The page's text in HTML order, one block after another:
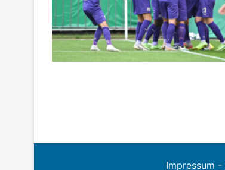
Impressum -